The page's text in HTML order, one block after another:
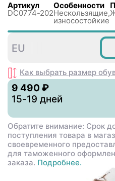
Артикул
DC0774-202
Особенности
Нескользящиe,
износостойкие
EU
Как выбрать размер
9 490 ₽
15-19 дней
Обратите внимание: Срок
поступления товара в
своевременного
для таможенного
заказа. Подробнее.